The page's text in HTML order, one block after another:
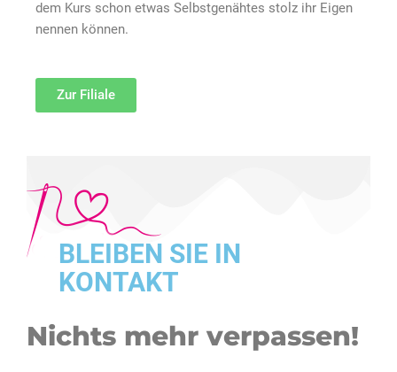
dem Kurs schon etwas Selbstgenähtes stolz ihr Eigen
nennen können.
Zur Filiale
BLEIBEN SIE IN
KONTAKT
Nichts mehr verpassen!